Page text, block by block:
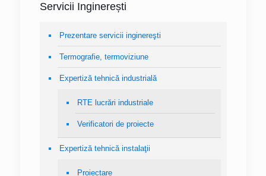
Servicii Inginerești
Prezentare servicii inginereşti
Termografie, termoviziune
Expertiză tehnică industrială
RTE lucrări industriale
Verificatori de proiecte
Expertiză tehnică instalaţii
Proiectare